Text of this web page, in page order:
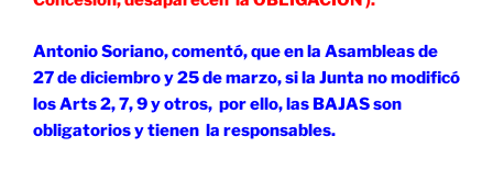
Antonio Soriano, comentó, que en la Asambleas de
27 de diciembro y 25 de marzo, si la Junta no modificó
los Arts 2, 7, 9 y otros, por ello, las BAJAS son
obligatorios y tienen la responsables.